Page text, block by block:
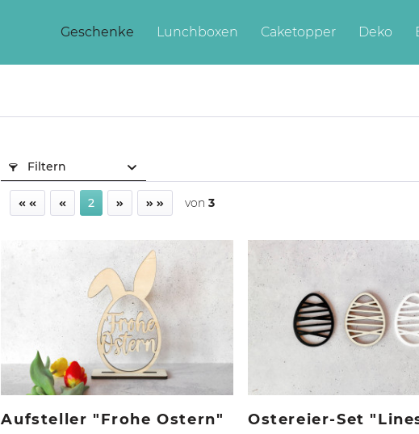
Geschenke Lunchboxen Caketopper Deko
Filtern
2 von 3
Aufsteller "Frohe Ostern" Ostereier-Set